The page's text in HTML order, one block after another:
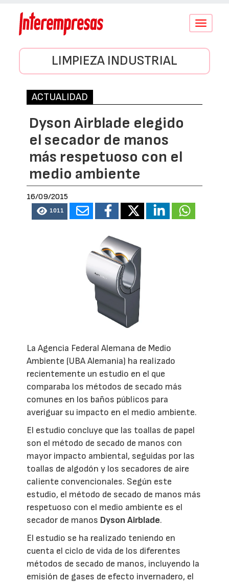
Conmutar
LIMPIEZA INDUSTRIAL
ACTUALIDAD
Dyson Airblade elegido
el secador de manos
más respetuoso con el
medio ambiente
16/09/2015
1011
La Agencia Federal Alemana de Medio
Ambiente (UBA Alemania) ha realizado
recientemente un estudio en el que
comparaba los métodos de secado más
comunes en los baños públicos para
averiguar su impacto en el medio ambiente.
El estudio concluye que las toallas de papel
son el método de secado de manos con
mayor impacto ambiental, seguidas por las
toallas de algodón y los secadores de aire
caliente convencionales. Según este
estudio, el método de secado de manos más
respetuoso con el medio ambiente es el
secador de manos Dyson Airblade.
El estudio se ha realizado teniendo en
cuenta el ciclo de vida de los diferentes
métodos de secado de manos, incluyendo la
emisión de gases de efecto invernadero, el